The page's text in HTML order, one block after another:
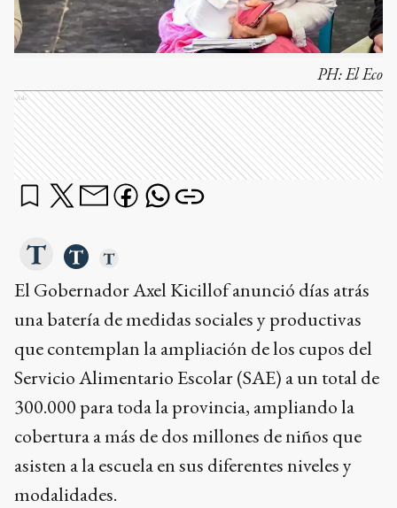
PH: El Eco
Ads
El Gobernador Axel Kicillof anunció días atrás
una batería de medidas sociales y productivas
que contemplan la ampliación de los cupos del
Servicio Alimentario Escolar (SAE) a un total de
300.000 para toda la provincia, ampliando la
cobertura a más de dos millones de niños que
asisten a la escuela en sus diferentes niveles y
modalidades.